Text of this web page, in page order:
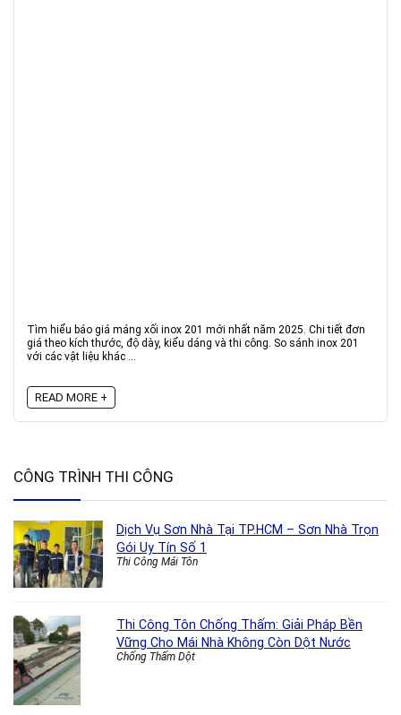
Tìm hiểu báo giá máng xối inox 201 mới nhất năm 2025. Chi tiết đơn
giá theo kích thước, độ dày, kiểu dáng và thi công. So sánh inox 201
với các vật liệu khác ...
READ MORE +
CÔNG TRÌNH THI CÔNG
Dịch Vụ Sơn Nhà Tại TP.HCM – Sơn Nhà Trọn
Gói Uy Tín Số 1
Thi Công Mái Tôn
Thi Công Tôn Chống Thấm: Giải Pháp Bền
Vững Cho Mái Nhà Không Còn Dột Nước
Chống Thấm Dột